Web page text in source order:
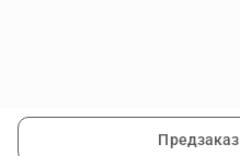
Предзаказ